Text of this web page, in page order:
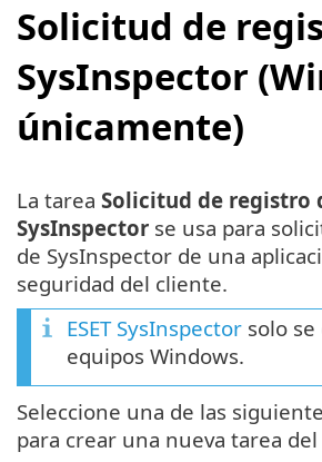
Solicitud de
SysInspector
únicamente)
La tarea Solicitud de registro
SysInspector se usa para
de SysInspector de una
seguridad del cliente.
ESET SysInspector solo
equipos Windows.
Seleccione una de las
para crear una nueva tarea